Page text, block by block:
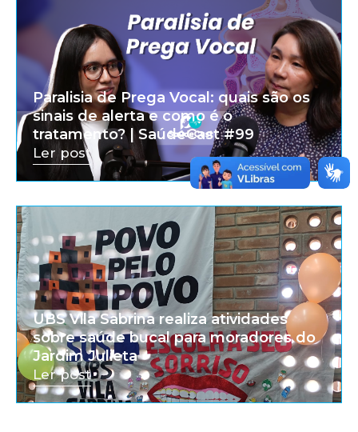
Paralisia de Prega Vocal: quais são os
sinais de alerta e como é o
tratamento? | SaúdeCast #99
Ler post
UBS Vila Sabrina realiza atividades
sobre saúde bucal para moradores do
Jardim Julieta
Ler post